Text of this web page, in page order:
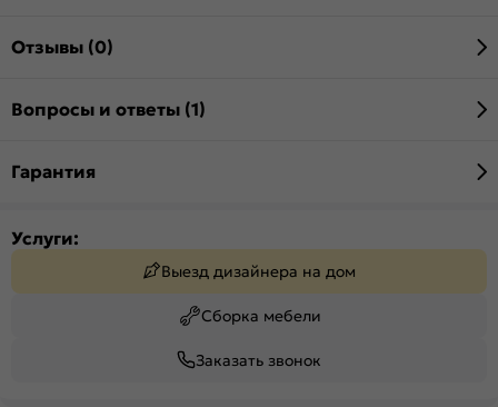
Отзывы (0)
Вопросы и ответы (1)
Гарантия
Услуги:
Выезд дизайнера на дом
Сборка мебели
Заказать звонок